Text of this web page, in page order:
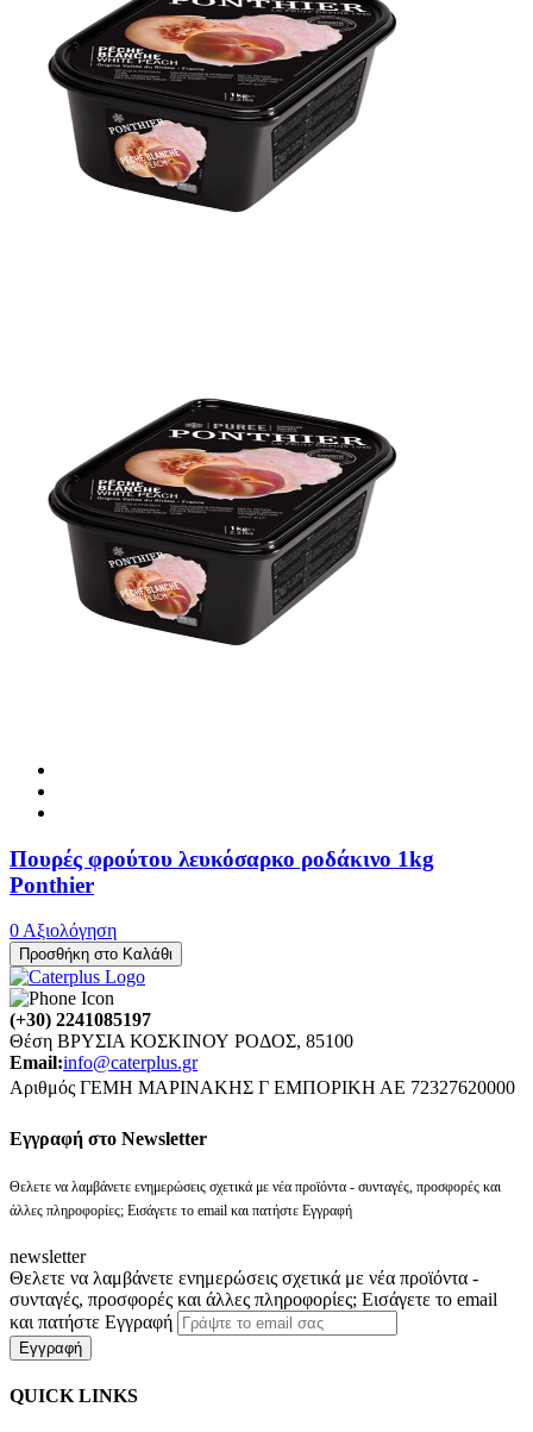
Πουρές φρούτου λευκόσαρκο ροδάκινο 1kg
Ponthier
0 Αξιολόγηση
Προσθήκη στο Καλάθι
(+30) 2241085197
Θέση ΒΡΥΣΙΑ ΚΟΣΚΙΝΟΥ ΡΟΔΟΣ, 85100
Email:info@caterplus.gr
Αριθμός ΓΕΜΗ ΜΑΡΙΝΑΚΗΣ Γ ΕΜΠΟΡΙΚΗ ΑΕ 72327620000
Eγγραφή στο Newsletter
Θελετε να λαμβάνετε ενημερώσεις σχετικά με νέα προϊόντα - συνταγές, προσφορές και
άλλες πληροφορίες; Εισάγετε το email και πατήστε Εγγραφή
newsletter
Θελετε να λαμβάνετε ενημερώσεις σχετικά με νέα προϊόντα -
συνταγές, προσφορές και άλλες πληροφορίες; Εισάγετε το email
και πατήστε Εγγραφή
Εγγραφή
QUICK LINKS